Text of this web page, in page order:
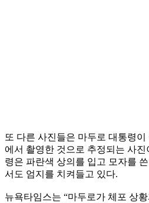
또 다른 사진들은 마두로 대통령
에서 촬영한 것으로 추정되는 사
령은 파란색 상의를 입고 모자를
서도 엄지를 치켜들고 있다.
뉴욕타임스는 “마두로가 체포 상